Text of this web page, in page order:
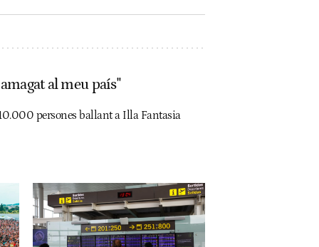
al meu país"
persones ballant a Illa Fantasia